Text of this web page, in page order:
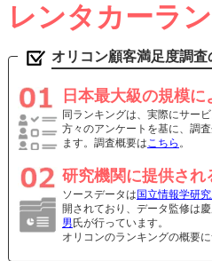
レンタカーラ
オリコン顧客満足度調査
日本最大級の規模
同ランキングは、実際にサー
方々のアンケートを基に、調
ます。調査概要はこちら 。
研究機関に提供され
ソースデータは 国立情報学研
開されており、データ監修は
男 氏が行っています。
オリコンのランキングの概要